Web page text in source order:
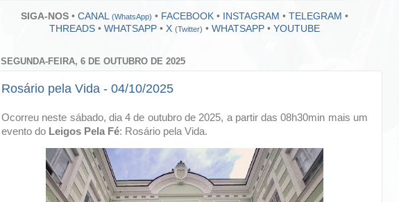
SIGA-NOS • CANAL (WhatsApp) • FACEBOOK • INSTAGRAM • TELEGRAM •
THREADS • WHATSAPP • X (Twitter) • WHATSAPP • YOUTUBE
SEGUNDA-FEIRA, 6 DE OUTUBRO DE 2025
Rosário pela Vida - 04/10/2025
Ocorreu neste sábado, dia 4 de outubro de 2025, a partir das 08h30min mais um
evento do Leigos Pela Fé: Rosário pela Vida.